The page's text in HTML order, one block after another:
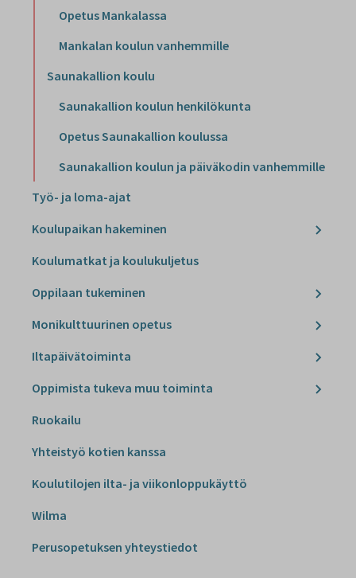
Opetus Mankalassa
Mankalan koulun vanhemmille
Saunakallion koulu
Saunakallion koulun henkilökunta
Opetus Saunakallion koulussa
Saunakallion koulun ja päiväkodin vanhemmille
Työ- ja loma-ajat
Koulupaikan hakeminen
Koulumatkat ja koulukuljetus
Oppilaan tukeminen
Monikulttuurinen opetus
Iltapäivätoiminta
Oppimista tukeva muu toiminta
Ruokailu
Yhteistyö kotien kanssa
Koulutilojen ilta- ja viikonloppukäyttö
Wilma
Perusopetuksen yhteystiedot